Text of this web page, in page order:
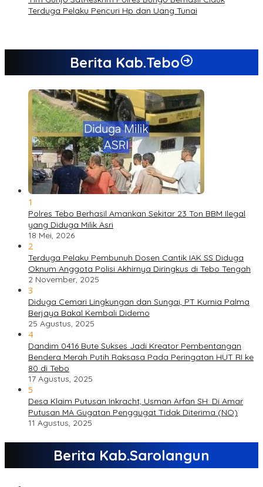
Terduga Pelaku Pencuri Hp dan Uang Tunai
Berita Kab.Tebo
1
Polres Tebo Berhasil Amankan Sekitar 23 Ton BBM Ilegal
yang Diduga Milik Asri
18 Mei, 2026
2
Terduga Pelaku Pembunuh Dosen Cantik IAK SS Diduga
Oknum Anggota Polisi Akhirnya Diringkus di Tebo Tengah
2 November, 2025
3
Diduga Cemari Lingkungan dan Sungai, PT Kurnia Palma
Berjaya Bakal Kembali Didemo
25 Agustus, 2025
4
Dandim 0416 Bute Sukses Jadi Kreator Pembentangan
Bendera Merah Putih Raksasa Pada Peringatan HUT RI ke
80 di Tebo
17 Agustus, 2025
5
Desa Klaim Putusan Inkracht, Usman Arfan SH: Di Amar
Putusan MA Gugatan Penggugat Tidak Diterima (NO)
11 Agustus, 2025
Berita Kab.Sarolangun